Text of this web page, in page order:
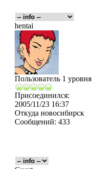
hentai
Пользователь 1 уровня
Присоединился:
2005/11/23 16:37
Откуда новосибирск
Сообщений: 433